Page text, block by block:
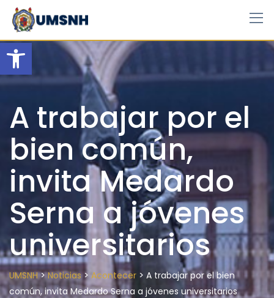
Open toolbar
Skip
content
A trabajar por el
bien común,
invita Medardo
Serna a jóvenes
universitarios
UMSNH>Noticias> Acontecer > A trabajar por el bien
común, invita Medardo Serna a jóvenes universitarios